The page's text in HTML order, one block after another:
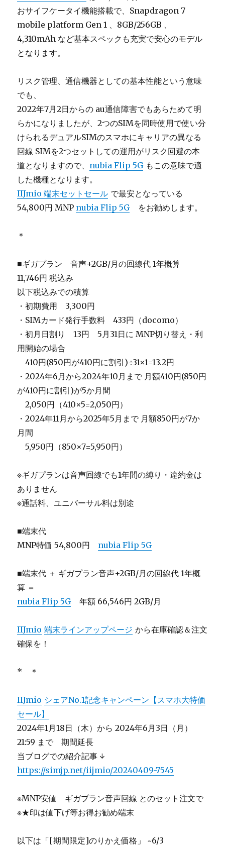
おサイフケータイ機能搭載で、Snapdragon 7
mobile platform Gen 1 、8GB/256GB 、
4,310mAh など基本スペックも充実で安心のモデル
となります。
リスク管理、通信機器としての基本性能という意味
でも、
2022年7月2日からの au通信障害でもあらためて明
らかになりましたが、2つのSIMを同時使用で使い分
けられるデュアルSIMのスマホにキャリアの異なる
回線 SIMを2つセットしての運用がリスク回避の本
道となりますので、 nubia Flip 5G もこの意味で適
した機種となります。
IIJmio 端末セットセール で最安となっている
54,800円 MNP nubia Flip 5G をお勧めします。
＊
■ギガプラン 音声+2GB/月の回線代 1年概算
11,746円 税込み
以下税込みでの積算
・初期費用 3,300円
・SIMカード発行手数料 433円（docomo）
・初月日割り 13円 5月31日に MNP切り替え・利
用開始の場合
＿410円(850円が410円に割引)÷31×1=13.2円
・2024年6月から2024年10月まで 月額410円(850円
が410円に割引)が5か月間
＿2,050円（410×5=2,050円）
・2024年11月から2025年5月まで 月額850円が7か
月間
＿5,950円（850×7=5,950円）
※ギガプランは音声回線でも1年間の縛り・違約金は
ありません
※通話料、ユニバーサル料は別途
■端末代
MNP特価 54,800円 nubia Flip 5G
■端末代 ＋ ギガプラン音声+2GB/月の回線代 1年概
算 ＝
nubia Flip 5G 年額 66,546円 2GB/月
IIJmio 端末ラインアップページ から在庫確認＆注文
確保を！
* ＊
IIJmio シェアNo.1記念キャンペーン【スマホ大特価
セール】
2024年1月18日（木）から 2024年6月3日（月）
21:59 まで 期間延長
当ブログでの紹介記事 ↓
https://simjp.net/iijmio/20240409-7545
※MNP安値 ギガプラン音声回線 とのセット注文で
※★印は値下げ等お得お勧め端末
以下は「[期間限定]のりかえ価格」 ~6/3